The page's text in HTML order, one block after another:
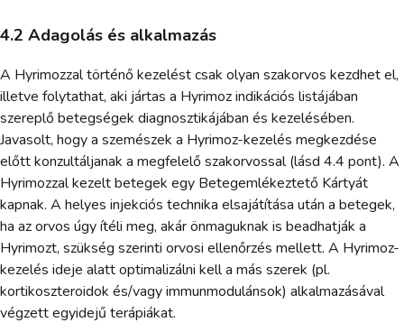
4.2 Adagolás és alkalmazás
A Hyrimozzal történő kezelést csak olyan szakorvos kezdhet el,
illetve folytathat, aki jártas a Hyrimoz indikációs listájában
szereplő betegségek diagnosztikájában és kezelésében.
Javasolt, hogy a szemészek a Hyrimoz-kezelés megkezdése
előtt konzultáljanak a megfelelő szakorvossal (lásd 4.4 pont). A
Hyrimozzal kezelt betegek egy Betegemlékeztető Kártyát
kapnak. A helyes injekciós technika elsajátítása után a betegek,
ha az orvos úgy ítéli meg, akár önmaguknak is beadhatják a
Hyrimozt, szükség szerinti orvosi ellenőrzés mellett. A Hyrimoz-
kezelés ideje alatt optimalizálni kell a más szerek (pl.
kortikoszteroidok és/vagy immunmodulánsok) alkalmazásával
végzett egyidejű terápiákat.